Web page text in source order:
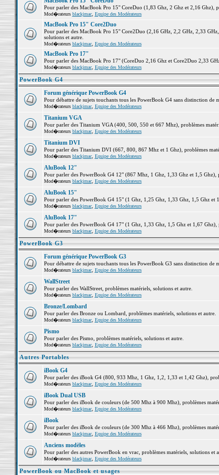
Pour parler des MacBook Pro 15" CoreDuo (1,83 Ghz, 2 Ghz et 2,16 Ghz),
Mod�rateurs blackjmac, Equipe des Modérateurs
MacBook Pro 15" Core2Duo
Pour parler des MacBook Pro 15" Core2Duo (2,16 GHz, 2,2 GHz, 2,33
solutions et autre.
Mod�rateurs blackjmac, Equipe des Modérateurs
MacBook Pro 17"
Pour parler des MacBook Pro 17" (CoreDuo 2,16 Ghz et Core2Duo 2,33
Mod�rateurs blackjmac, Equipe des Modérateurs
PowerBook G4
Forum générique PowerBook G4
Pour débattre de sujets touchants tous les PowerBook G4 sans distinction de
Mod�rateurs blackjmac, Equipe des Modérateurs
Titanium VGA
Pour parler des Titanium VGA (400, 500, 550 et 667 Mhz), problèmes
Mod�rateurs blackjmac, Equipe des Modérateurs
Titanium DVI
Pour parler des Titanium DVI (667, 800, 867 Mhz et 1 Ghz), problèmes
Mod�rateurs blackjmac, Equipe des Modérateurs
AluBook 12"
Pour parler des PowerBook G4 12" (867 Mhz, 1 Ghz, 1,33 Ghz et 1,5 Ghz),
Mod�rateurs blackjmac, Equipe des Modérateurs
AluBook 15"
Pour parler des PowerBook G4 15" (1 Ghz, 1,25 Ghz, 1,33 Ghz, 1,5 Ghz et
Mod�rateurs blackjmac, Equipe des Modérateurs
AluBook 17"
Pour parler des PowerBook G4 17" (1 Ghz, 1,33 Ghz, 1,5 Ghz et 1,67 Ghz),
Mod�rateurs blackjmac, Equipe des Modérateurs
PowerBook G3
Forum générique PowerBook G3
Pour débattre de sujets touchants tous les PowerBook G3 sans distinction de
Mod�rateurs blackjmac, Equipe des Modérateurs
WallStreet
Pour parler des WallStreet, problèmes matériels, solutions et autre.
Mod�rateurs blackjmac, Equipe des Modérateurs
Bronze/Lombard
Pour parler des Bronze ou Lombard, problèmes matériels, solutions et autre.
Mod�rateurs blackjmac, Equipe des Modérateurs
Pismo
Pour parler des Pismo, problèmes matériels, solutions et autre.
Mod�rateurs blackjmac, Equipe des Modérateurs
Autres Portables
iBook G4
Pour parler des iBook G4 (800, 933 Mhz, 1 Ghz, 1,2, 1,33 et 1,42 Ghz),
Mod�rateurs blackjmac, Equipe des Modérateurs
iBook Dual USB
Pour parler des iBook de couleurs (de 500 Mhz à 900 Mhz), problèmes
Mod�rateurs blackjmac, Equipe des Modérateurs
iBook
Pour parler des iBook de couleurs (de 300 Mhz à 466 Mhz), problèmes
Mod�rateurs blackjmac, Equipe des Modérateurs
Anciens modèles
Pour parler des autres PowerBook en vrac, problèmes matériels, solutions et
Mod�rateurs blackjmac, Equipe des Modérateurs
PowerBook ou MacBook et usages